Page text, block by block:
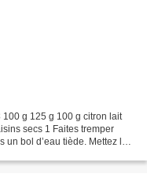
g 125 g 100 g citron lait
secs 1 Faites tremper
bol d’eau tiède. Mettez le